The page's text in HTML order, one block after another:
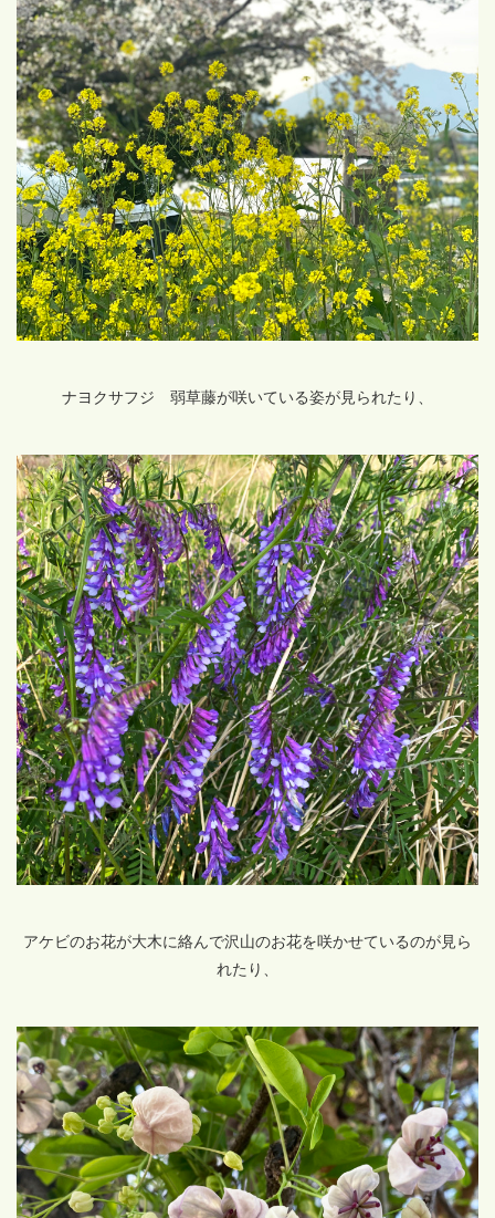
ナヨクサフジ 弱草藤が咲いている姿が見られたり、
アケビのお花が大木に絡んで沢山のお花を咲かせているのが見ら
れたり、